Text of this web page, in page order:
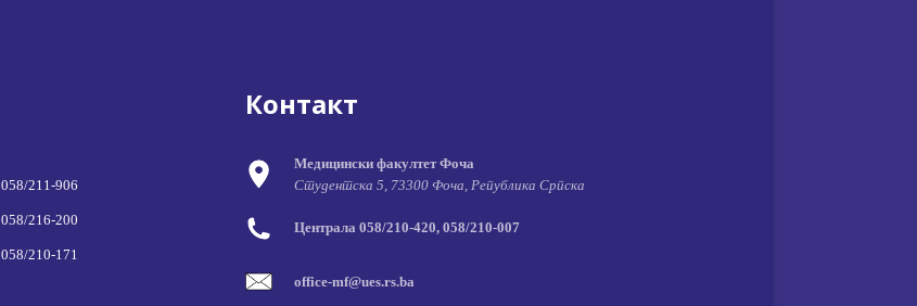
058/211-906
058/216-200
058/210-171
Контакт
Медицински факултет Фоча
Студентска 5, 73300 Фоча, Република Српска
Централа 058/210-420, 058/210-007
office-mf@ues.rs.ba